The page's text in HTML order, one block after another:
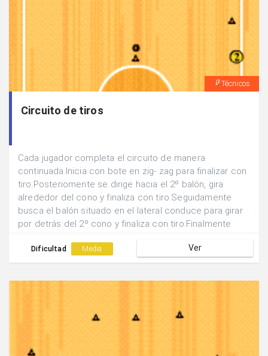
Técnicos
Circuito de tiros
Cada jugador completa el circuito de manera
continuada.Inicia con bote en zig- zag para finalizar con
tiro.Posteriomente se dirige hacia el 2º balón, gira
alrededor del cono y finaliza con tiro.Seguidamente
busca el balón situado en el lateral conduce para girar
por detrás del 2º cono y finaliza con tiro.Finalmente
compañero inicie el circuito.
Dificultad Media Ver